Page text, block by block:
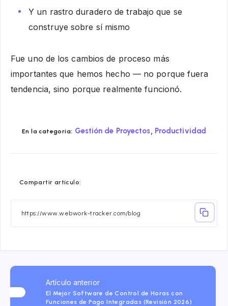
Y un rastro duradero de trabajo que se
construye sobre sí mismo
Fue uno de los cambios de proceso más
importantes que hemos hecho — no porque fuera
tendencia, sino porque realmente funcionó.
En la categoría: Gestión de Proyectos Productividad
Compartir artículo:
Email
Artículo anterior
El Mejor Software de Control de Horas con
Funciones de Pago Integradas (Revisión 2026)